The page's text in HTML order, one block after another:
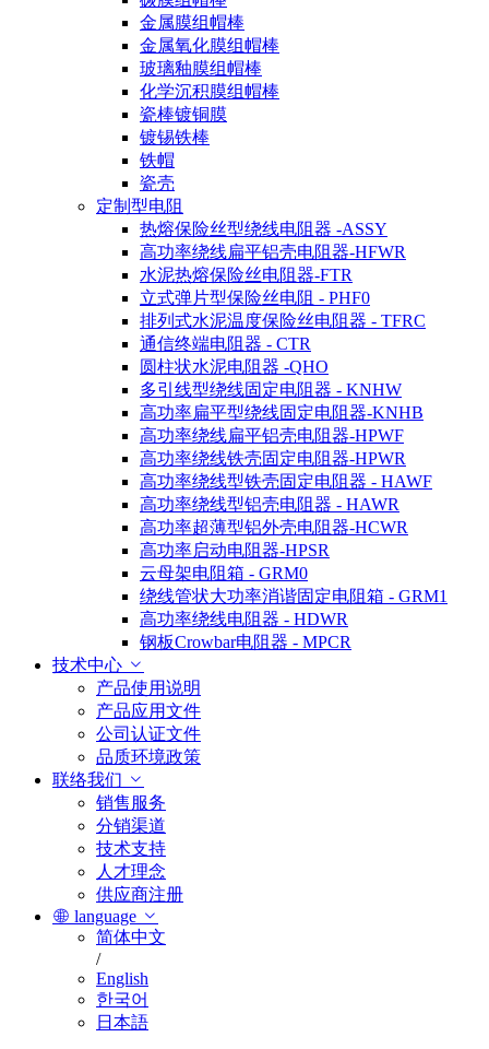
金属膜组帽棒
金属氧化膜组帽棒
玻璃釉膜组帽棒
化学沉积膜组帽棒
瓷棒镀铜膜
镀锡铁棒
铁帽
瓷壳
定制型电阻
热熔保险丝型绕线电阻器 -ASSY
高功率绕线扁平铝壳电阻器-HFWR
水泥热熔保险丝电阻器-FTR
立式弹片型保险丝电阻 - PHF0
排列式水泥温度保险丝电阻器 - TFRC
通信终端电阻器 - CTR
圆柱状水泥电阻器 -QHO
多引线型绕线固定电阻器 - KNHW
高功率扁平型绕线固定电阻器-KNHB
高功率绕线扁平铝壳电阻器-HPWF
高功率绕线铁壳固定电阻器-HPWR
高功率绕线型铁壳固定电阻器 - HAWF
高功率绕线型铝壳电阻器 - HAWR
高功率超薄型铝外壳电阻器-HCWR
高功率启动电阻器-HPSR
云母架电阻箱 - GRM0
绕线管状大功率消谐固定电阻箱 - GRM1
高功率绕线电阻器 - HDWR
钢板Crowbar电阻器 - MPCR
技术中心
产品使用说明
产品应用文件
公司认证文件
品质环境政策
联络我们
销售服务
分销渠道
技术支持
人才理念
供应商注册
language
简体中文
/
English
한국어
日本語